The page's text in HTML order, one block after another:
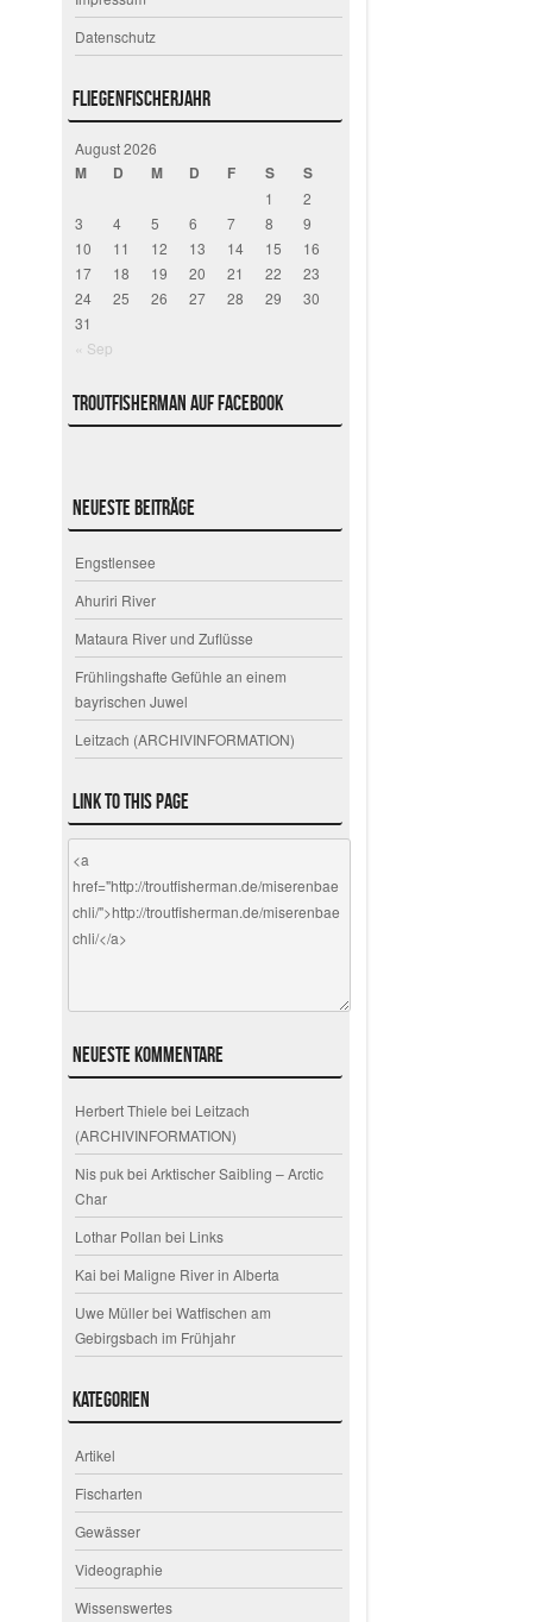
Datenschutz
Fliegenfischerjahr
August 2026
M D M D F S S
« Sep
1
2
3
4 5 6 7 8
9
10
11 12 13 14 15
16
17
18 19 20 21 22
23
24
25 26 27 28 29
30
31
Troutfisherman auf Facebook
Neueste Beiträge
Engstlensee
Ahuriri River
Mataura River und Zuflüsse
Frühlingshafte Gefühle an einem
bayrischen Juwel
Leitzach (ARCHIVINFORMATION)
Link to this page
Neueste Kommentare
Herbert Thiele bei Leitzach
(ARCHIVINFORMATION)
Nis pukbeiArktischer Saibling – Arctic
Char
Lothar Pollan bei Links
Kai bei Maligne River in Alberta
Uwe MüllerbeiWatfischen am
Gebirgsbach im Frühjahr
Kategorien
Artikel
Fischarten
Gewässer
Videographie
Wissenswertes